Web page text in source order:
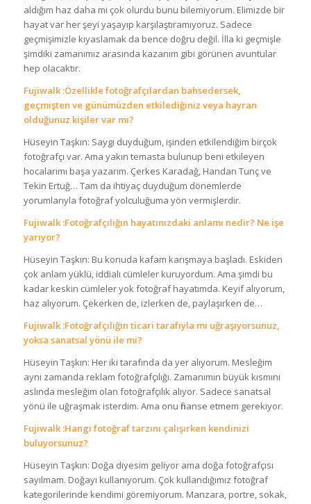
aldığım haz daha mı çok olurdu bunu bilemiyorum. Elimizde bir
hayat var her şeyi yaşayıp karşılaştıramıyoruz. Sadece
geçmişimizle kıyaslamak da bence doğru değil. İlla ki geçmişle
şimdiki zamanımız arasında kazanım gibi görünen avuntular
hep olacaktır.
Fujiwalk :Özellikle fotoğrafçılardan bahsedersek,
geçmişten ve günümüzden etkilediğiniz veya hayran
olduğunuz kişiler var mı?
Hüseyin Taşkın: Saygı duyduğum, işinden etkilendiğim birçok
fotoğrafçı var. Ama yakın temasta bulunup beni etkileyen
hocalarımı başa yazarım. Çerkes Karadağ, Handan Tunç ve
Tekin Ertuğ… Tam da ihtiyaç duyduğum dönemlerde
yorumlarıyla fotoğraf yolculuğuma yön vermişlerdir.
Fujiwalk :Fotoğrafçılığın hayatınızdaki anlamı nedir? Ne işe
yarıyor?
Hüseyin Taşkın: Bu konuda kafam karışmaya başladı. Eskiden
çok anlam yüklü, iddialı cümleler kuruyordum. Ama şimdi bu
kadar keskin cümleler yok fotoğraf hayatımda. Keyif alıyorum,
haz alıyorum. Çekerken de, izlerken de, paylaşırken de…
Fujiwalk :Fotoğrafçılığın ticari tarafıyla mı uğraşıyorsunuz,
yoksa sanatsal yönü ile mi?
Hüseyin Taşkın: Her iki tarafında da yer alıyorum. Mesleğim
aynı zamanda reklam fotoğrafçılığı. Zamanımın büyük kısmını
aslında mesleğim olan fotoğrafçılık alıyor. Sadece sanatsal
yönü ile uğraşmak isterdim. Ama onu finanse etmem gerekiyor.
Fujiwalk :Hangi fotoğraf tarzını çalışırken kendinizi
buluyorsunuz?
Hüseyin Taşkın: Doğa diyesim geliyor ama doğa fotoğrafçısı
sayılmam. Doğayı kullanıyorum. Çok kullandığımız fotoğraf
kategorilerinde kendimi göremiyorum. Manzara, portre, sokak,